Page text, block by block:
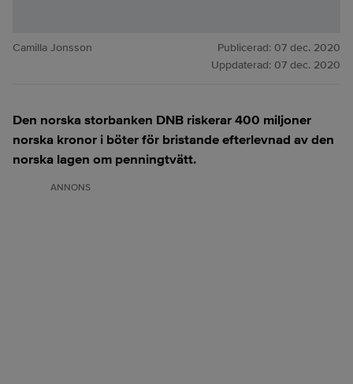
Camilla Jonsson Publicerad: 07 dec. 2020
Uppdaterad: 07 dec. 2020
Den norska storbanken DNB riskerar 400 miljoner
norska kronor i böter för bristande efterlevnad av den
norska lagen om penningtvätt.
ANNONS